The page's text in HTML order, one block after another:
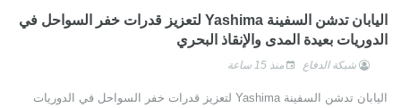
اليابان تدشن السفينة Yashima لتعزيز قدرات خفر السواحل في
الدوريات بعيدة المدى والإنقاذ البحري
شبكة الدفاع منذ 15 ساعة
اليابان تدشن السفينة Yashima لتعزيز قدرات خفر السواحل في الدوريات